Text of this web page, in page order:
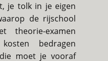
je tolk in je eigen
de rijschool
examen
bedragen
moet je vooraf